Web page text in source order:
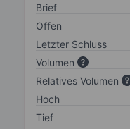
Brief
Offen
Letzter Schluss
Volumen
Relatives Volumen
Hoch
Tief